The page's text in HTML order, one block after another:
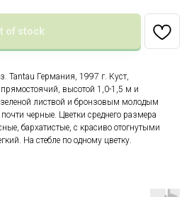
of stock
Tantau Германия, 1997 г. Куст,
высотой 1,0-1,5 м и
листвой и бронзовым молодым
черные. Цветки среднего размера
бархатистые, с красиво отогнутыми
На стебле по одному цветку.